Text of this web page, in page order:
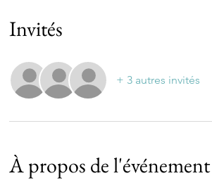
Invités
+ 3 autres invités
À propos de l'événement